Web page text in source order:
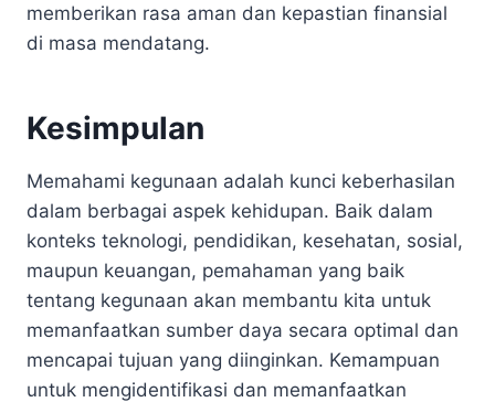
memberikan rasa aman dan kepastian finansial
di masa mendatang.
Kesimpulan
Memahami kegunaan adalah kunci keberhasilan
dalam berbagai aspek kehidupan. Baik dalam
konteks teknologi, pendidikan, kesehatan, sosial,
maupun keuangan, pemahaman yang baik
tentang kegunaan akan membantu kita untuk
memanfaatkan sumber daya secara optimal dan
mencapai tujuan yang diinginkan. Kemampuan
untuk mengidentifikasi dan memanfaatkan